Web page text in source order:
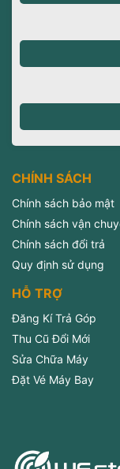
CHÍNH SÁCH
Chính sách bảo mật
Chính sách vận
Chính sách đổi trả
Quy định sử dụng
HỖ TRỢ
Đăng Kí Trả Góp
Thu Cũ Đổi Mới
Sửa Chữa Máy
Đặt Vé Máy Bay